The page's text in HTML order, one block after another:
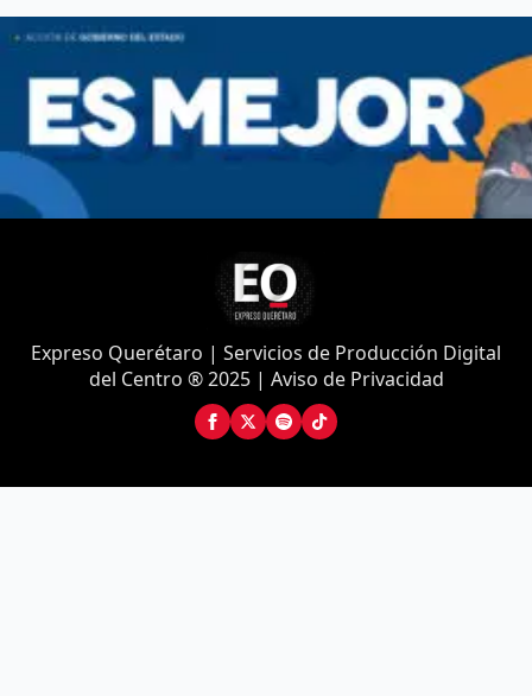
Expreso Querétaro | Servicios de Producción Digital
del Centro ® 2025 | Aviso de Privacidad